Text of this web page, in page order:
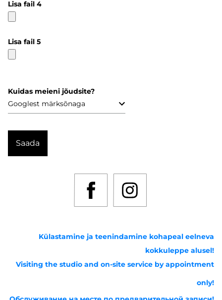
Lisa fail 4
Lisa fail 5
Kuidas meieni jõudsite?
Külastamine ja teenindamine kohapeal eelneva
kokkuleppe alusel!
Visiting the studio and on-site service by appointment
only!